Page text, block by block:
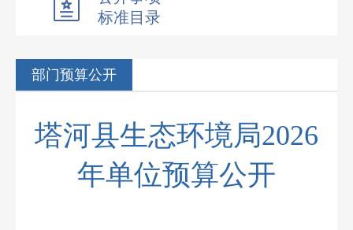
标准目录
部门预算公开
塔河县生态环境局2026
年单位预算公开